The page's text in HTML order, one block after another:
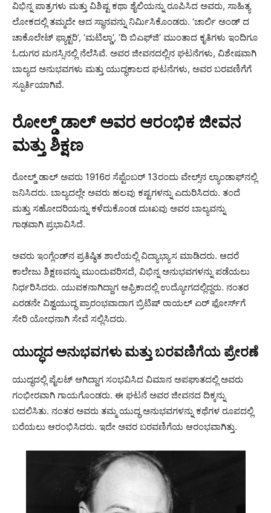
ವಿಭಿನ್ನ ಪಾತ್ರಗಳು ಮತ್ತು ವಿಶಿಷ್ಟ ಕಥಾ ಶೈಲಿಯನ್ನು ರೂಪಿಸಿದ ಅವರು, ಸಾಹಿತ್ಯ
ಲೋಕದಲ್ಲಿ ತಮ್ಮದೇ ಆದ ಸ್ಥಾನವನ್ನು ನಿರ್ಮಿಸಿಕೊಂಡರು. ‘ಚಾರ್ಲಿ ಅಂಡ್ ದ
ಚಾಕೊಲೇಟ್ ಫ್ಯಾಕ್ಟರಿ’, ‘ಮಟಿಲ್ಡಾ’, ‘ದಿ ಬಿಎಫ್‌ಜಿ’ ಮುಂತಾದ ಕೃತಿಗಳು ಇಂದಿಗೂ
ಓದುಗರ ಮನಸ್ಸಿನಲ್ಲಿ ನೆಲೆಸಿವೆ. ಅವರ ಜೀವನದಲ್ಲಿನ ಘಟನೆಗಳು, ವಿಶೇಷವಾಗಿ
ಬಾಲ್ಯದ ಅನುಭವಗಳು ಮತ್ತು ಯುದ್ಧಕಾಲದ ಘಟನೆಗಳು, ಅವರ ಬರವಣಿಗೆಗೆ
ಸ್ಪೂರ್ತಿಯಾಗಿವೆ.
ರೋಲ್ಡ್ ಡಾಲ್ ಅವರ ಆರಂಭಿಕ ಜೀವನ
ಮತ್ತು ಶಿಕ್ಷಣ
ರೋಲ್ಡ್ ಡಾಲ್ ಅವರು 1916ರ ಸೆಪ್ಟೆಂಬರ್ 13ರಂದು ವೇಲ್ಸ್‌ನ ಲ್ಯಾಂಡಾಫ್‌ನಲ್ಲಿ
ಜನಿಸಿದರು. ಬಾಲ್ಯದಲ್ಲೇ ಅವರು ಹಲವು ಕಷ್ಟಗಳನ್ನು ಎದುರಿಸಿದರು. ತಂದೆ
ಮತ್ತು ಸಹೋದರಿಯನ್ನು ಕಳೆದುಕೊಂಡ ದುಃಖವು ಅವರ ಬಾಲ್ಯವನ್ನು
ಗಾಢವಾಗಿ ಪ್ರಭಾವಿಸಿದೆ.
ಅವರು ಇಂಗ್ಲೆಂಡ್‌ನ ಪ್ರತಿಷ್ಠಿತ ಶಾಲೆಯಲ್ಲಿ ವಿದ್ಯಾಭ್ಯಾಸ ಮಾಡಿದರು. ಆದರೆ
ಕಾಲೇಜು ಶಿಕ್ಷಣವನ್ನು ಮುಂದುವರಿಸದೆ, ವಿಭಿನ್ನ ಅನುಭವಗಳನ್ನು ಪಡೆಯಲು
ನಿರ್ಧರಿಸಿದರು. ಯುವಕನಾಗಿದ್ದಾಗ ಆಫ್ರಿಕಾದಲ್ಲಿ ಉದ್ಯೋಗದಲ್ಲಿದ್ದರು. ನಂತರ
ಎರಡನೇ ವಿಶ್ವಯುದ್ಧ ಪ್ರಾರಂಭವಾದಾಗ ಬ್ರಿಟಿಷ್ ರಾಯಲ್ ಏರ್ ಫೋರ್ಸ್‌ಗೆ
ಸೇರಿ ಯೋಧನಾಗಿ ಸೇವೆ ಸಲ್ಲಿಸಿದರು.
ಯುದ್ಧದ ಅನುಭವಗಳು ಮತ್ತು ಬರವಣಿಗೆಯ ಪ್ರೇರಣೆ
ಯುದ್ಧದಲ್ಲಿ ಪೈಲಟ್ ಆಗಿದ್ದಾಗ ಸಂಭವಿಸಿದ ವಿಮಾನ ಅಪಘಾತದಲ್ಲಿ ಅವರು
ಗಂಭೀರವಾಗಿ ಗಾಯಗೊಂಡರು. ಈ ಘಟನೆ ಅವರ ಜೀವನದ ದಿಕ್ಕನ್ನು
ಬದಲಿಸಿತು. ನಂತರ ಅವರು ತಮ್ಮ ಯುದ್ಧ ಅನುಭವಗಳನ್ನು ಕಥೆಗಳ ರೂಪದಲ್ಲಿ
ಬರೆಯಲು ಆರಂಭಿಸಿದರು. ಇದೇ ಅವರ ಬರವಣಿಗೆಯ ಆರಂಭವಾಗಿತ್ತು.